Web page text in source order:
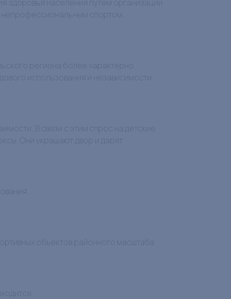
здоровья населения путем организации
спортом.
региона более характерно
использования и независимости
В связи с этим спрос на детские
Они украшают двор и дарят
объектов районного масштаба